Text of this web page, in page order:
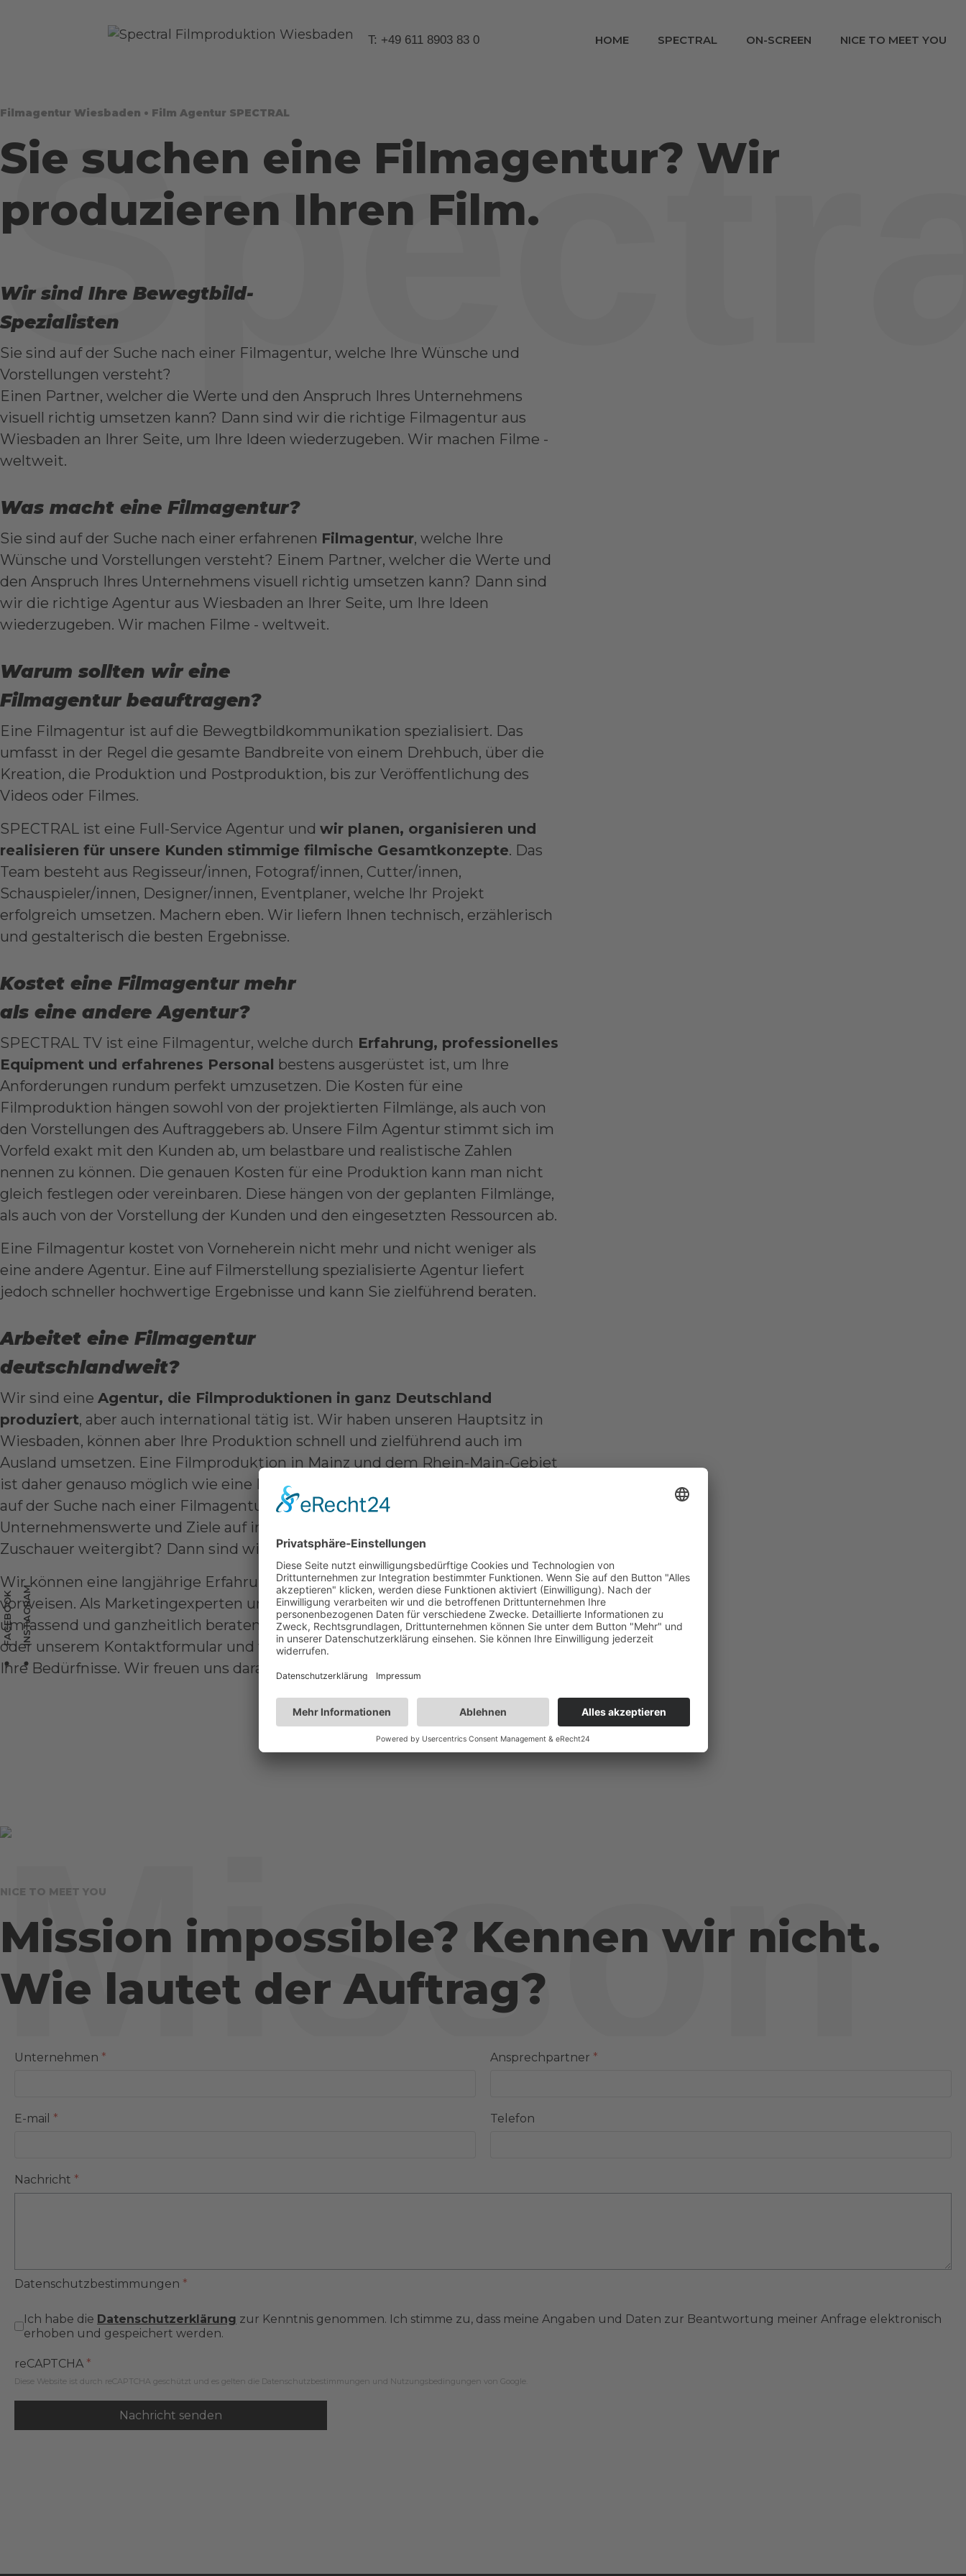
T: +49 611 8903 83 0 HOME SPECTRAL ON-SCREEN NICE TO MEET YOU
Filmagentur Wiesbaden • Film Agentur SPECTRAL
Sie suchen eine Filmagentur? Wir
produzieren Ihren Film.
Wir sind Ihre Bewegtbild-
Spezialisten
Sie sind auf der Suche nach einer Filmagentur, welche Ihre Wünsche und
Vorstellungen versteht?
Einen Partner, welcher die Werte und den Anspruch Ihres Unternehmens
visuell richtig umsetzen kann? Dann sind wir die richtige Filmagentur aus
Wiesbaden an Ihrer Seite, um Ihre Ideen wiederzugeben. Wir machen Filme -
weltweit.
Was macht eine Filmagentur?
Sie sind auf der Suche nach einer erfahrenen Filmagentur, welche Ihre
Wünsche und Vorstellungen versteht? Einem Partner, welcher die Werte und
den Anspruch Ihres Unternehmens visuell richtig umsetzen kann? Dann sind
wir die richtige Agentur aus Wiesbaden an Ihrer Seite, um Ihre Ideen
wiederzugeben. Wir machen Filme - weltweit.
Warum sollten wir eine
Filmagentur beauftragen?
Eine Filmagentur ist auf die Bewegtbildkommunikation spezialisiert. Das
umfasst in der Regel die gesamte Bandbreite von einem Drehbuch, über die
Kreation, die Produktion und Postproduktion, bis zur Veröffentlichung des
Videos oder Filmes.
SPECTRAL ist eine Full-Service Agentur und wir planen, organisieren und
realisieren für unsere Kunden stimmige filmische Gesamtkonzepte. Das
Team besteht aus Regisseur/innen, Fotograf/innen, Cutter/innen,
Schauspieler/innen, Designer/innen, Eventplaner, welche Ihr Projekt
erfolgreich umsetzen. Machern eben. Wir liefern Ihnen technisch, erzählerisch
und gestalterisch die besten Ergebnisse.
Kostet eine Filmagentur mehr
als eine andere Agentur?
SPECTRAL TV ist eine Filmagentur, welche durch Erfahrung, professionelles
Equipment und erfahrenes Personal bestens ausgerüstet ist, um Ihre
Anforderungen rundum perfekt umzusetzen. Die Kosten für eine
Filmproduktion hängen sowohl von der projektierten Filmlänge, als auch von
den Vorstellungen des Auftraggebers ab. Unsere Film Agentur stimmt sich im
Vorfeld exakt mit den Kunden ab, um belastbare und realistische Zahlen
nennen zu können. Die genauen Kosten für eine Produktion kann man nicht
gleich festlegen oder vereinbaren. Diese hängen von der geplanten Filmlänge,
als auch von der Vorstellung der Kunden und den eingesetzten Ressourcen ab.
Eine Filmagentur kostet von Vorneherein nicht mehr und nicht weniger als
eine andere Agentur. Eine auf Filmerstellung spezialisierte Agentur liefert
jedoch schneller hochwertige Ergebnisse und kann Sie zielführend beraten.
Arbeitet eine Filmagentur
deutschlandweit?
Wir sind eine Agentur, die Filmproduktionen in ganz Deutschland
produziert, aber auch international tätig ist. Wir haben unseren Hauptsitz in
Wiesbaden, können aber Ihre Produktion schnell und zielführend auch im
Ausland umsetzen. Eine Filmproduktion in Mainz und dem Rhein-Main-Gebiet
ist daher genauso möglich wie eine Produktion auf allen Kontinenten. Sie sind
auf der Suche nach einer Filmagentur, die Filme produziert, welche Ihre
Unternehmenswerte und Ziele auf individuelle Art und Weise an den
Zuschauer weitergibt? Dann sind wir Ihr richtiger Partner.
Wir können eine langjährige Erfahrung im Bereich der Filmerstellung
vorweisen. Als Marketingexperten und Filmproduzenten können wir Sie
umfassend und ganzheitlich beraten. Kontaktieren Sie uns per Telefon, E-Mail
oder unserem Kontaktformular und wir erarbeiten das passende Konzept für
Ihre Bedürfnisse. Wir freuen uns darauf!
Misson
NICE TO MEET YOU
Mission impossible? Kennen wir nicht.
Wie lautet der Auftrag?
Unternehmen * Ansprechpartner *
E-mail * Telefon
Nachricht *
Datenschutzbestimmungen *
Ich habe die Datenschutzerklärung zur Kenntnis genommen. Ich stimme zu, dass meine Angaben und Daten zur Beantwortung meiner Anfrage elektronisch
erhoben und gespeichert werden.
reCAPTCHA *
Diese Website ist durch reCAPTCHA geschützt und es gelten die Datenschutzbestimmungen und Nutzungsbedingungen von Google.
Nachricht senden
FACEBOOKINSTAGRAM